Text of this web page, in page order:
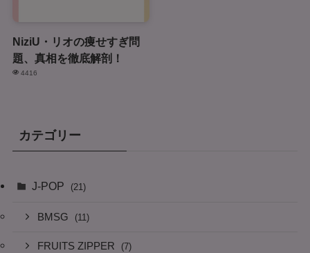
NiziU・リオの痩せすぎ問
題、真相を徹底解剖！
4416
カテゴリー
J-POP (21)
BMSG (11)
FRUITS ZIPPER (7)